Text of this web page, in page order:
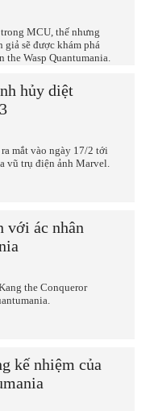
MCU, thế nhưng
sẽ được khám phá
Wasp Quantumania.
hủy diệt
mắt vào ngày 17/2 tới
vũ trụ điện ảnh Marvel.
với ác nhân
the Conqueror
kế nhiệm của